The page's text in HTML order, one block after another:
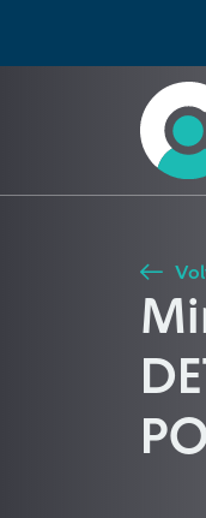
Seleccione país
Buscar